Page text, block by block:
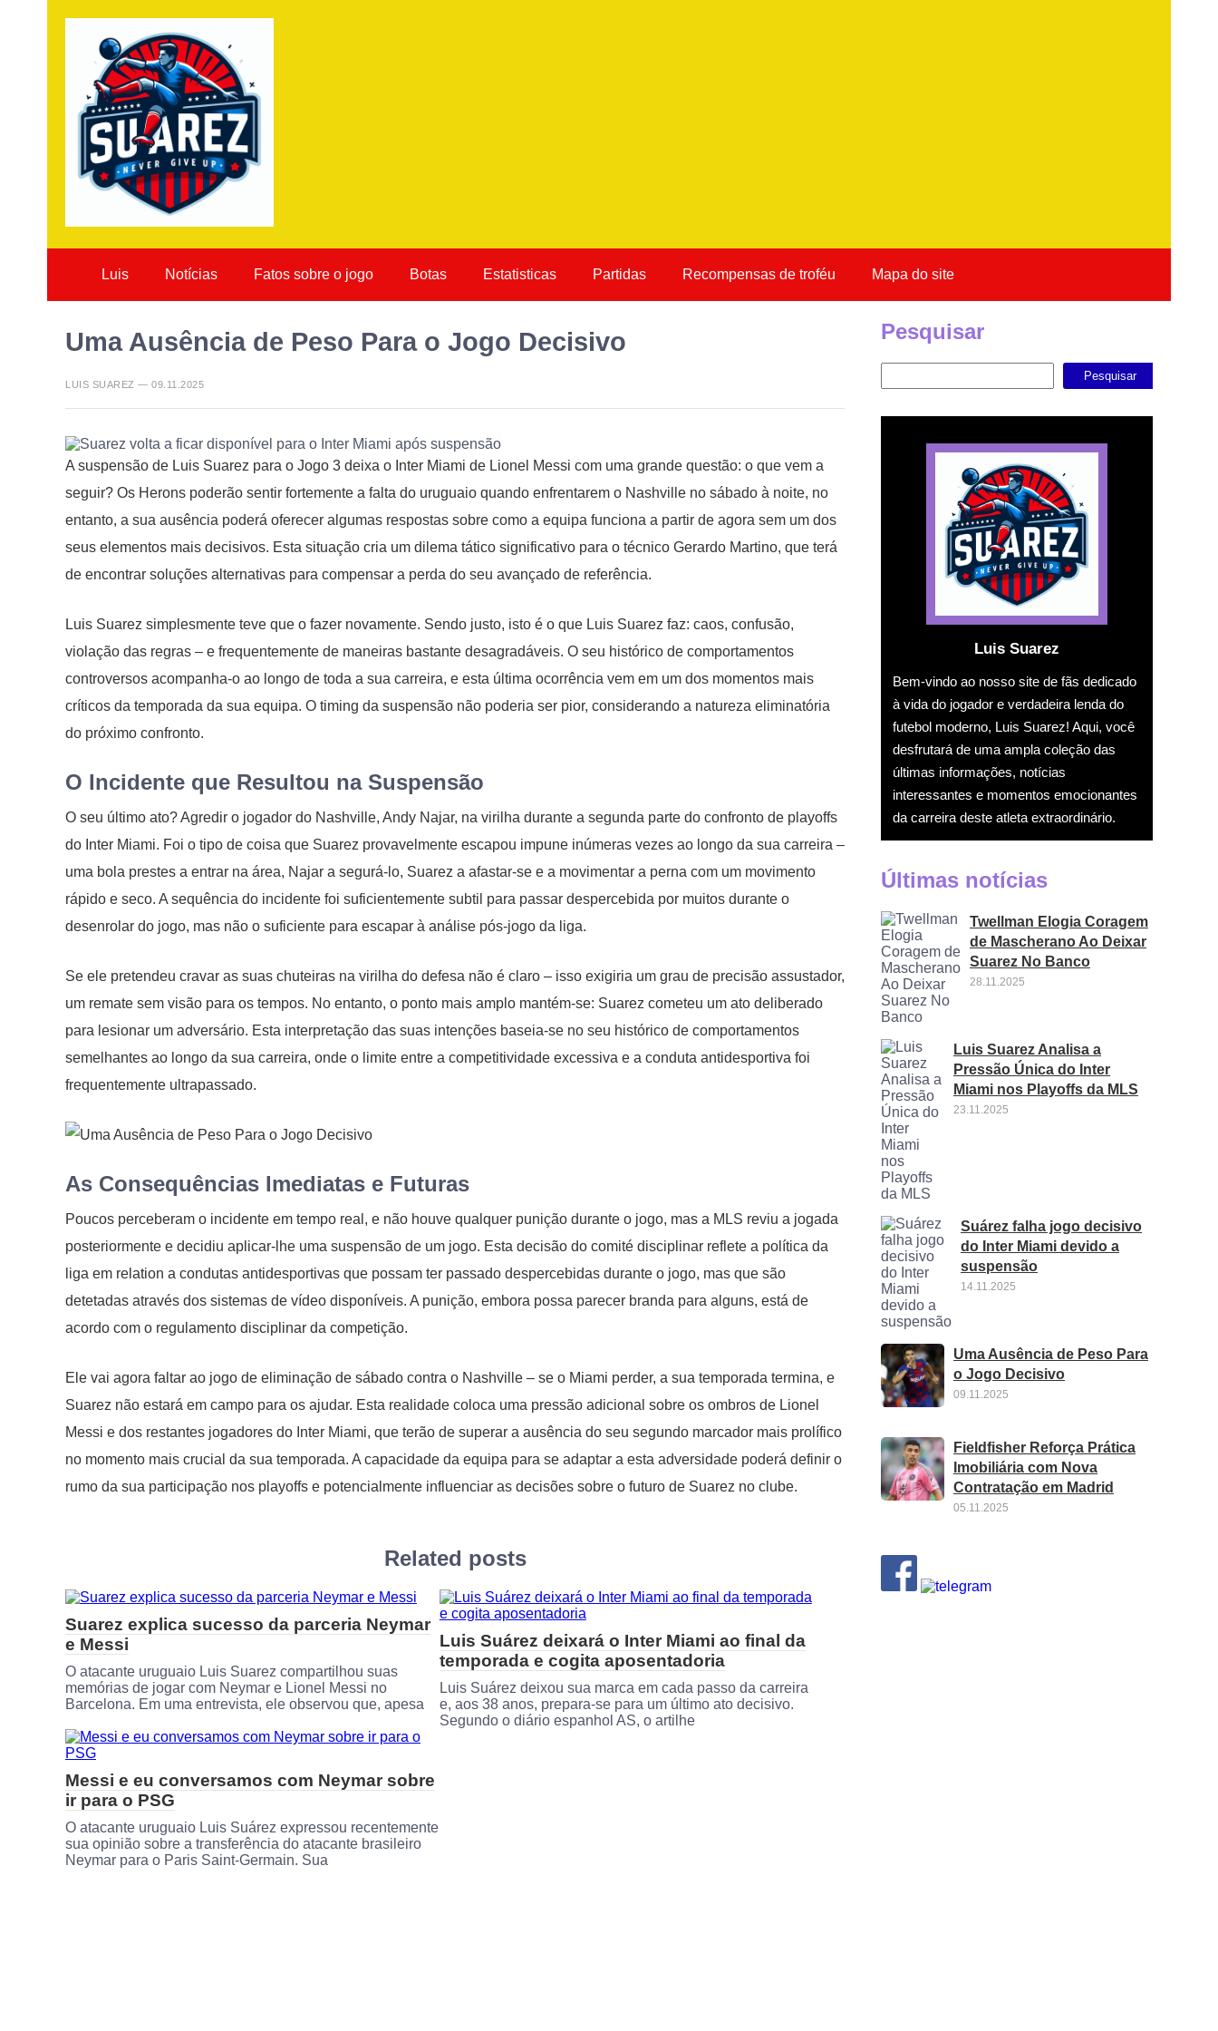
Luis Notícias Fatos sobre o jogo Botas Estatisticas Partidas Recompensas de troféu Mapa do site
Uma Ausência de Peso Para o Jogo Decisivo
LUIS SUAREZ — 09.11.2025
A suspensão de Luis Suarez para o Jogo 3 deixa o Inter Miami de Lionel Messi com uma grande questão: o que vem a
seguir? Os Herons poderão sentir fortemente a falta do uruguaio quando enfrentarem o Nashville no sábado à noite, no
entanto, a sua ausência poderá oferecer algumas respostas sobre como a equipa funciona a partir de agora sem um dos
seus elementos mais decisivos. Esta situação cria um dilema tático significativo para o técnico Gerardo Martino, que terá
de encontrar soluções alternativas para compensar a perda do seu avançado de referência.
Luis Suarez simplesmente teve que o fazer novamente. Sendo justo, isto é o que Luis Suarez faz: caos, confusão,
violação das regras – e frequentemente de maneiras bastante desagradáveis. O seu histórico de comportamentos
controversos acompanha-o ao longo de toda a sua carreira, e esta última ocorrência vem em um dos momentos mais
críticos da temporada da sua equipa. O timing da suspensão não poderia ser pior, considerando a natureza eliminatória
do próximo confronto.
O Incidente que Resultou na Suspensão
O seu último ato? Agredir o jogador do Nashville, Andy Najar, na virilha durante a segunda parte do confronto de playoffs
do Inter Miami. Foi o tipo de coisa que Suarez provavelmente escapou impune inúmeras vezes ao longo da sua carreira –
uma bola prestes a entrar na área, Najar a segurá-lo, Suarez a afastar-se e a movimentar a perna com um movimento
rápido e seco. A sequência do incidente foi suficientemente subtil para passar despercebida por muitos durante o
desenrolar do jogo, mas não o suficiente para escapar à análise pós-jogo da liga.
Se ele pretendeu cravar as suas chuteiras na virilha do defesa não é claro – isso exigiria um grau de precisão assustador,
um remate sem visão para os tempos. No entanto, o ponto mais amplo mantém-se: Suarez cometeu um ato deliberado
para lesionar um adversário. Esta interpretação das suas intenções baseia-se no seu histórico de comportamentos
semelhantes ao longo da sua carreira, onde o limite entre a competitividade excessiva e a conduta antidesportiva foi
frequentemente ultrapassado.
As Consequências Imediatas e Futuras
Poucos perceberam o incidente em tempo real, e não houve qualquer punição durante o jogo, mas a MLS reviu a jogada
posteriormente e decidiu aplicar-lhe uma suspensão de um jogo. Esta decisão do comité disciplinar reflete a política da
liga em relation a condutas antidesportivas que possam ter passado despercebidas durante o jogo, mas que são
detetadas através dos sistemas de vídeo disponíveis. A punição, embora possa parecer branda para alguns, está de
acordo com o regulamento disciplinar da competição.
Ele vai agora faltar ao jogo de eliminação de sábado contra o Nashville – se o Miami perder, a sua temporada termina, e
Suarez não estará em campo para os ajudar. Esta realidade coloca uma pressão adicional sobre os ombros de Lionel
Messi e dos restantes jogadores do Inter Miami, que terão de superar a ausência do seu segundo marcador mais prolífico
no momento mais crucial da sua temporada. A capacidade da equipa para se adaptar a esta adversidade poderá definir o
rumo da sua participação nos playoffs e potencialmente influenciar as decisões sobre o futuro de Suarez no clube.
Related posts
Suarez explica sucesso da parceria Neymar
e Messi
O atacante uruguaio Luis Suarez compartilhou suas
memórias de jogar com Neymar e Lionel Messi no
Barcelona. Em uma entrevista, ele observou que, apesa
Luis Suárez deixará o Inter Miami ao final da
temporada e cogita aposentadoria
Luis Suárez deixou sua marca em cada passo da carreira
e, aos 38 anos, prepara-se para um último ato decisivo.
Segundo o diário espanhol AS, o artilhe
Messi e eu conversamos com Neymar sobre
ir para o PSG
O atacante uruguaio Luis Suárez expressou recentemente
sua opinião sobre a transferência do atacante brasileiro
Neymar para o Paris Saint-Germain. Sua
Pesquisar
Pesquisar
Luis Suarez
Bem-vindo ao nosso site de fãs dedicado
à vida do jogador e verdadeira lenda do
futebol moderno, Luis Suarez! Aqui, você
desfrutará de uma ampla coleção das
últimas informações, notícias
interessantes e momentos emocionantes
da carreira deste atleta extraordinário.
Últimas notícias
Twellman Elogia Coragem
de Mascherano Ao Deixar
Suarez No Banco
28.11.2025
Luis Suarez Analisa a
Pressão Única do Inter
Miami nos Playoffs da MLS
23.11.2025
Suárez falha jogo decisivo
do Inter Miami devido a
suspensão
14.11.2025
Uma Ausência de Peso Para
o Jogo Decisivo
09.11.2025
Fieldfisher Reforça Prática
Imobiliária com Nova
Contratação em Madrid
05.11.2025